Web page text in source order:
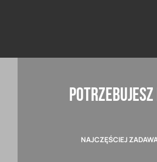
NAJCZĘŚCIEJ